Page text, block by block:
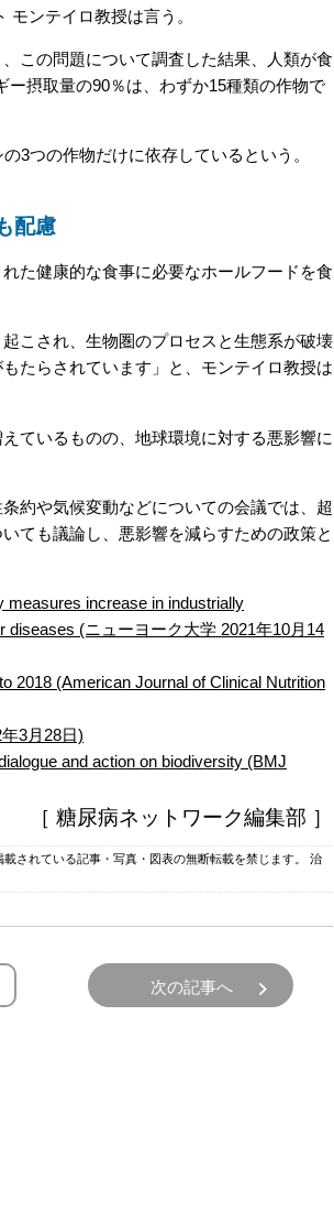
ンテイロ教授は言う。
この問題について調査した結果、人類が食
ー摂取量の90％は、わずか15種類の作物で
3つの作物だけに依存しているという。
配慮
た健康的な食事に必要なホールフードを食
こされ、生物圏のプロセスと生態系が破壊
たらされています」と、モンテイロ教授は
ているものの、地球環境に対する悪影響に
約や気候変動などについての会議では、超
ても議論し、悪影響を減らすための政策と
measures increase in industrially
diseases (ニューヨーク大学 2021年10月14
2018 (American Journal of Clinical Nutrition
3月28日)
and action on biodiversity (BMJ
［ 糖尿病ネットワーク編集部 ］
されている記事・写真・図表の無断転載を禁じます。 治
次の記事へ